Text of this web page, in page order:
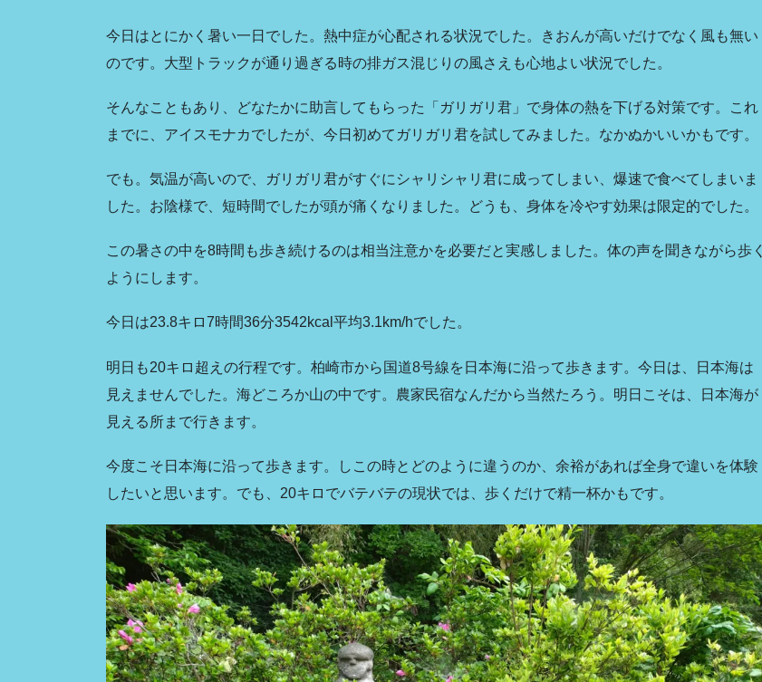
今日はとにかく暑い一日でした。熱中症が心配される状況でした。きおんが高いだけでなく風も無い
のです。大型トラックが通り過ぎる時の排ガス混じりの風さえも心地よい状況でした。
そんなこともあり、どなたかに助言してもらった「ガリガリ君」で身体の熱を下げる対策です。これ
までに、アイスモナカでしたが、今日初めてガリガリ君を試してみました。なかぬかいいかもです。
でも。気温が高いので、ガリガリ君がすぐにシャリシャリ君に成ってしまい、爆速で食べてしまいま
した。お陰様で、短時間でしたが頭が痛くなりました。どうも、身体を冷やす効果は限定的でした。
この暑さの中を8時間も歩き続けるのは相当注意かを必要だと実感しました。体の声を聞きながら歩く
ようにします。
今日は23.8キロ7時間36分3542kcal平均3.1km/hでした。
明日も20キロ超えの行程です。柏崎市から国道8号線を日本海に沿って歩きます。今日は、日本海は
見えませんでした。海どころか山の中です。農家民宿なんだから当然たろう。明日こそは、日本海が
見える所まで行きます。
今度こそ日本海に沿って歩きます。しこの時とどのように違うのか、余裕があれば全身で違いを体験
したいと思います。でも、20キロでバテバテの現状では、歩くだけで精一杯かもです。